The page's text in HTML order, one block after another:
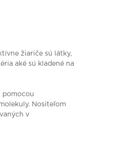
žiariče sú látky,
aké sú kladené na
pomocou
Nositeľom
v